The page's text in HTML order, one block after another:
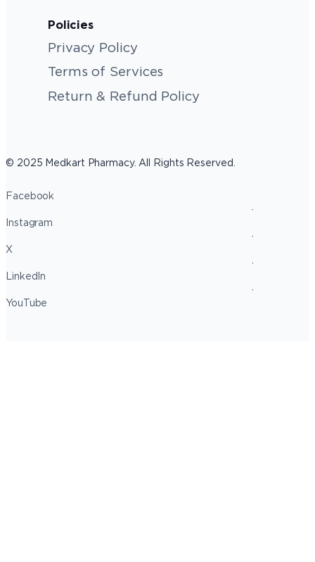
Policies
Privacy Policy
Terms of Services
Return & Refund Policy
© 2025 Medkart Pharmacy. All Rights Reserved.
Facebook
Instagram
X
LinkedIn
YouTube